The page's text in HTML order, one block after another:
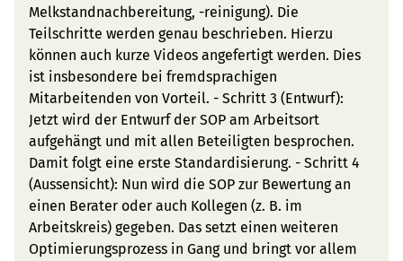
Melkstandnachbereitung, -reinigung). Die
Teilschritte werden genau beschrieben. Hierzu
können auch kurze Videos angefertigt werden. Dies
ist insbesondere bei fremdsprachigen
Mitarbeitenden von Vorteil. - Schritt 3 (Entwurf):
Jetzt wird der Entwurf der SOP am Arbeitsort
aufgehängt und mit allen Beteiligten besprochen.
Damit folgt eine erste Standardisierung. - Schritt 4
(Aussensicht): Nun wird die SOP zur Bewertung an
einen Berater oder auch Kollegen (z. B. im
Arbeitskreis) gegeben. Das setzt einen weiteren
Optimierungsprozess in Gang und bringt vor allem